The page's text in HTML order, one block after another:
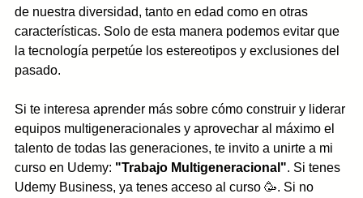
de nuestra diversidad, tanto en edad como en otras
características. Solo de esta manera podemos evitar que
la tecnología perpetúe los estereotipos y exclusiones del
pasado.
Si te interesa aprender más sobre cómo construir y liderar
equipos multigeneracionales y aprovechar al máximo el
talento de todas las generaciones, te invito a unirte a mi
curso en Udemy: "Trabajo Multigeneracional". Si tenes
Udemy Business, ya tenes acceso al curso 🥳. Si no